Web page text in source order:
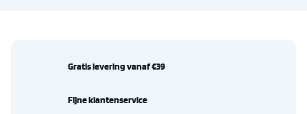
Gratis levering vanaf €39
Fijne klantenservice